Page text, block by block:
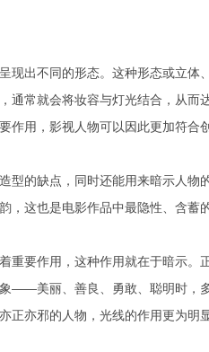
现出不同的形态。这种形态或立体
通常就会将妆容与灯光结合，从而
作用，影视人物可以因此更加符合
型的缺点，同时还能用来暗示人物
，这也是电影作品中最隐性、含蓄
重要作用，这种作用就在于暗示。
――美丽、善良、勇敢、聪明时，
正亦邪的人物，光线的作用更为明显